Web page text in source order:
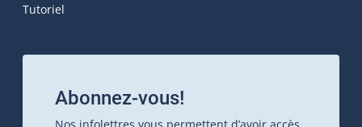
Tutoriel
Abonnez-vous!
Nos infolettres vous permettent d’avoir accès